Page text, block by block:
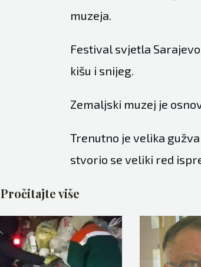
muzeja.
Festival svjetla
kišu i snijeg.
Zemaljski muzej je
Trenutno je velika
stvorio se veliki red
Pročitajte više